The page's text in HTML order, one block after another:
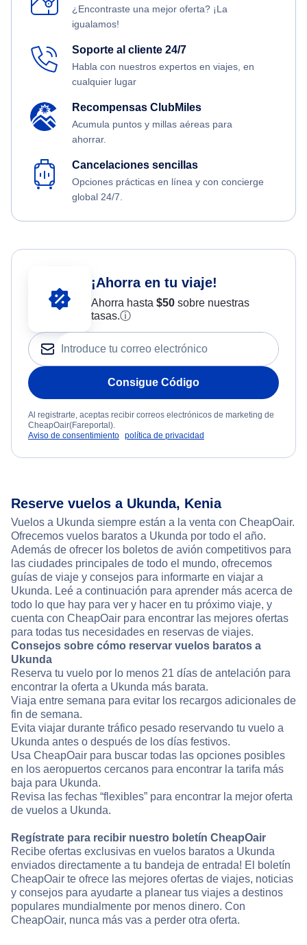
¿Encontraste una mejor oferta? ¡La
igualamos!
Soporte al cliente 24/7
Habla con nuestros expertos en viajes, en
cualquier lugar
Recompensas ClubMiles
Acumula puntos y millas aéreas para
ahorrar.
Cancelaciones sencillas
Opciones prácticas en línea y con concierge
global 24/7.
¡Ahorra en tu viaje!
Ahorra hasta $50sobre nuestras
tasas.ⓘ
Consigue Código
Al registrarte, aceptas recibir correos electrónicos de marketing de
CheapOair(Fareportal).
Aviso de consentimiento política de privacidad
Reserve vuelos a Ukunda, Kenia
Vuelos a Ukunda siempre están a la venta con CheapOair.
Ofrecemos vuelos baratos a Ukunda por todo el año.
Además de ofrecer los boletos de avión competitivos para
las ciudades principales de todo el mundo, ofrecemos
guías de viaje y consejos para informarte en viajar a
Ukunda. Leé a continuación para aprender más acerca de
todo lo que hay para ver y hacer en tu próximo viaje, y
cuenta con CheapOair para encontrar las mejores ofertas
para todas tus necesidades en reservas de viajes.
Consejos sobre cómo reservar vuelos baratos a
Ukunda
Reserva tu vuelo por lo menos 21 días de antelación para
encontrar la oferta a Ukunda más barata.
Viaja entre semana para evitar los recargos adicionales de
fin de semana.
Evita viajar durante tráfico pesado reservando tu vuelo a
Ukunda antes o después de los días festivos.
Usa CheapOair para buscar todas las opciones posibles
en los aeropuertos cercanos para encontrar la tarifa más
baja para Ukunda.
Revisa las fechas “flexibles” para encontrar la mejor oferta
de vuelos a Ukunda.
Regístrate para recibir nuestro boletín CheapOair
Recibe ofertas exclusivas en vuelos baratos a Ukunda
enviados directamente a tu bandeja de entrada! El boletín
CheapOair te ofrece las mejores ofertas de viajes, noticias
y consejos para ayudarte a planear tus viajes a destinos
populares mundialmente por menos dinero. Con
CheapOair, nunca más vas a perder otra oferta.